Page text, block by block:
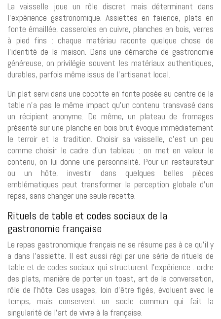
La vaisselle joue un rôle discret mais déterminant dans
l’expérience gastronomique. Assiettes en faïence, plats en
fonte émaillée, casseroles en cuivre, planches en bois, verres
à pied fins : chaque matériau raconte quelque chose de
l’identité de la maison. Dans une démarche de gastronomie
généreuse, on privilégie souvent les matériaux authentiques,
durables, parfois même issus de l’artisanat local.
Un plat servi dans une cocotte en fonte posée au centre de la
table n’a pas le même impact qu’un contenu transvasé dans
un récipient anonyme. De même, un plateau de fromages
présenté sur une planche en bois brut évoque immédiatement
le terroir et la tradition. Choisir sa vaisselle, c’est un peu
comme choisir le cadre d’un tableau : on met en valeur le
contenu, on lui donne une personnalité. Pour un restaurateur
ou un hôte, investir dans quelques belles pièces
emblématiques peut transformer la perception globale d’un
repas, sans changer une seule recette.
Rituels de table et codes sociaux de la
gastronomie française
Le repas gastronomique français ne se résume pas à ce qu’il y
a dans l’assiette. Il est aussi régi par une série de rituels de
table et de codes sociaux qui structurent l’expérience : ordre
des plats, manière de porter un toast, art de la conversation,
rôle de l’hôte. Ces usages, loin d’être figés, évoluent avec le
temps, mais conservent un socle commun qui fait la
singularité de l’art de vivre à la française.